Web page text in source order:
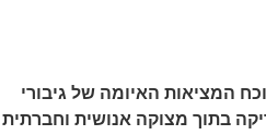
המציאות האיומה של גיבורי
בתוך מצוקה אנושית וחברתית